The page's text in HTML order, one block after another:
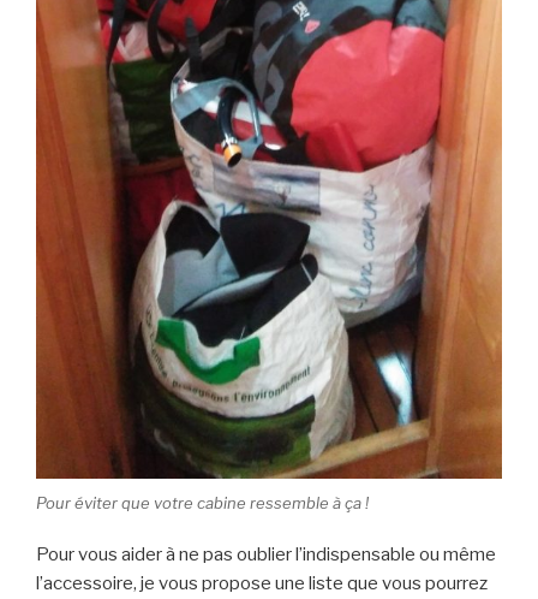
Pour éviter que votre cabine ressemble à ça !
Pour vous aider à ne pas oublier l’indispensable ou même
l’accessoire, je vous propose une liste que vous pourrez